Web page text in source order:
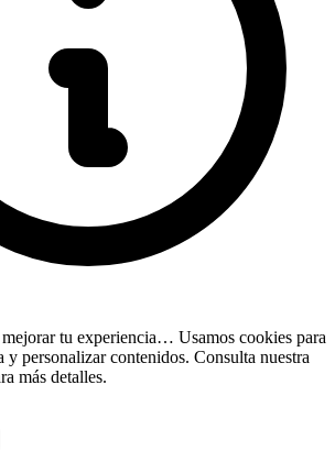
mejorar tu experiencia… Usamos cookies para
y personalizar contenidos. Consulta nuestra
más detalles.